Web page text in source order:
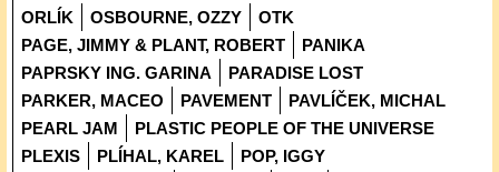
ORLÍK
OSBOURNE, OZZY
OTK
PAGE, JIMMY & PLANT, ROBERT
PANIKA
PAPRSKY ING. GARINA
PARADISE LOST
PARKER, MACEO
PAVEMENT
PAVLÍČEK, MICHAL
PEARL JAM
PLASTIC PEOPLE OF THE UNIVERSE
PLEXIS
PLÍHAL, KAREL
POP, IGGY